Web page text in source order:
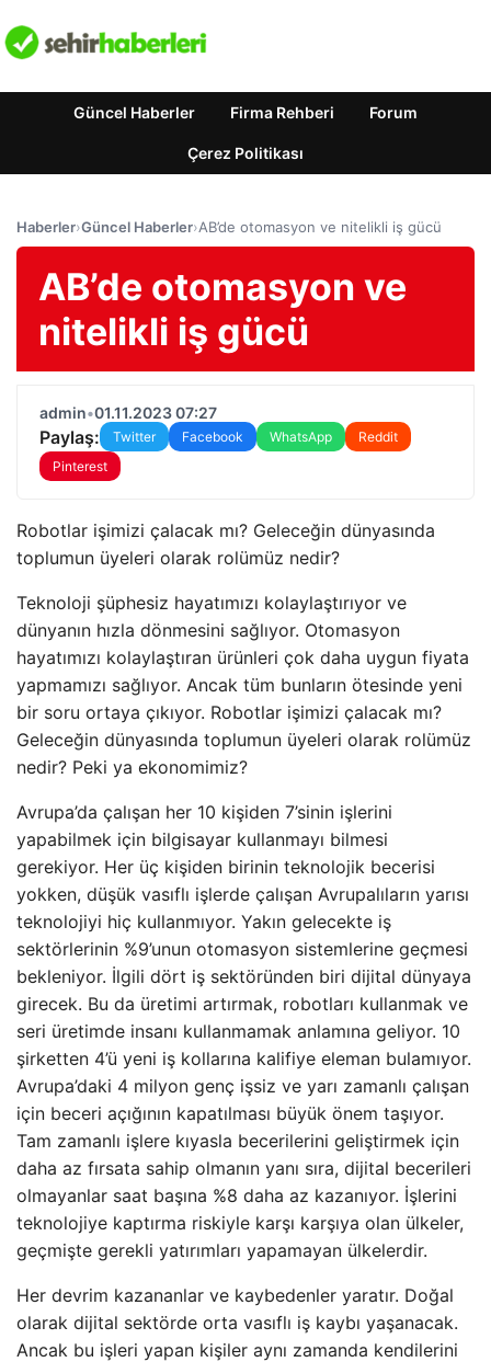
Güncel Haberler Firma Rehberi Forum
Çerez Politikası
Haberler›Güncel Haberler›AB’de otomasyon ve nitelikli iş gücü
AB’de otomasyon ve
nitelikli iş gücü
admin•01.11.2023 07:27
Paylaş: Twitter Facebook WhatsApp
Reddit
Pinterest
Robotlar işimizi çalacak mı? Geleceğin dünyasında
toplumun üyeleri olarak rolümüz nedir?
Teknoloji şüphesiz hayatımızı kolaylaştırıyor ve
dünyanın hızla dönmesini sağlıyor. Otomasyon
hayatımızı kolaylaştıran ürünleri çok daha uygun fiyata
yapmamızı sağlıyor. Ancak tüm bunların ötesinde yeni
bir soru ortaya çıkıyor. Robotlar işimizi çalacak mı?
Geleceğin dünyasında toplumun üyeleri olarak rolümüz
nedir? Peki ya ekonomimiz?
Avrupa’da çalışan her 10 kişiden 7’sinin işlerini
yapabilmek için bilgisayar kullanmayı bilmesi
gerekiyor. Her üç kişiden birinin teknolojik becerisi
yokken, düşük vasıflı işlerde çalışan Avrupalıların yarısı
teknolojiyi hiç kullanmıyor. Yakın gelecekte iş
sektörlerinin %9’unun otomasyon sistemlerine geçmesi
bekleniyor. İlgili dört iş sektöründen biri dijital dünyaya
girecek. Bu da üretimi artırmak, robotları kullanmak ve
seri üretimde insanı kullanmamak anlamına geliyor. 10
şirketten 4’ü yeni iş kollarına kalifiye eleman bulamıyor.
Avrupa’daki 4 milyon genç işsiz ve yarı zamanlı çalışan
için beceri açığının kapatılması büyük önem taşıyor.
Tam zamanlı işlere kıyasla becerilerini geliştirmek için
daha az fırsata sahip olmanın yanı sıra, dijital becerileri
olmayanlar saat başına %8 daha az kazanıyor. İşlerini
teknolojiye kaptırma riskiyle karşı karşıya olan ülkeler,
geçmişte gerekli yatırımları yapamayan ülkelerdir.
Her devrim kazananlar ve kaybedenler yaratır. Doğal
olarak dijital sektörde orta vasıflı iş kaybı yaşanacak.
Ancak bu işleri yapan kişiler aynı zamanda kendilerini